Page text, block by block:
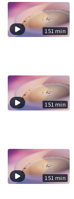
151 min
151 min
151 min